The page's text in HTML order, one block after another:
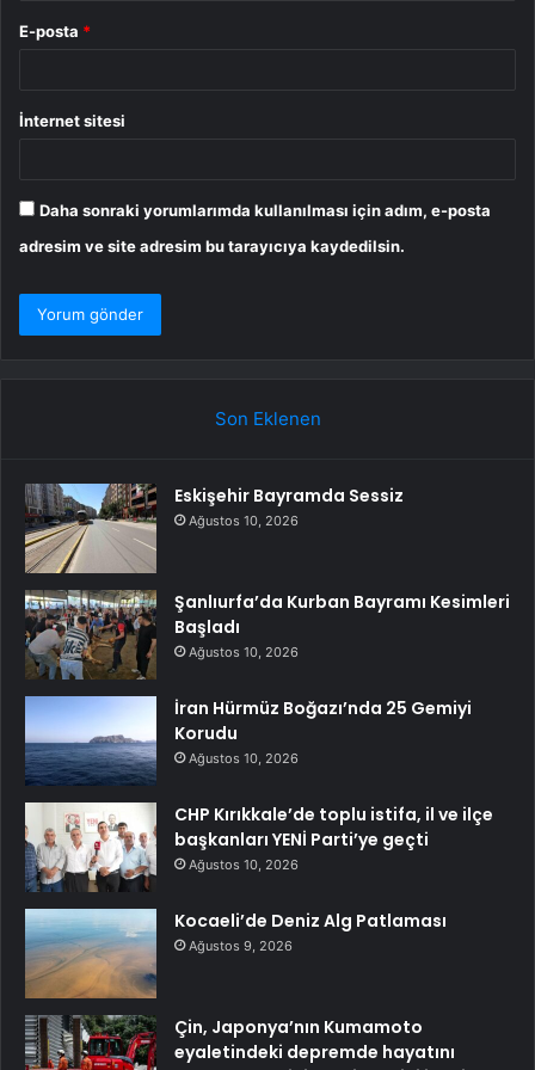
E-posta *
İnternet sitesi
Daha sonraki yorumlarımda kullanılması için adım, e-posta
adresim ve site adresim bu tarayıcıya kaydedilsin.
Son Eklenen
Eskişehir Bayramda Sessiz
Ağustos 10, 2026
Şanlıurfa’da Kurban Bayramı Kesimleri
Başladı
Ağustos 10, 2026
İran Hürmüz Boğazı’nda 25 Gemiyi
Korudu
Ağustos 10, 2026
CHP Kırıkkale’de toplu istifa, il ve ilçe
başkanları YENİ Parti’ye geçti
Ağustos 10, 2026
Kocaeli’de Deniz Alg Patlaması
Ağustos 9, 2026
Çin, Japonya’nın Kumamoto
eyaletindeki depremde hayatını